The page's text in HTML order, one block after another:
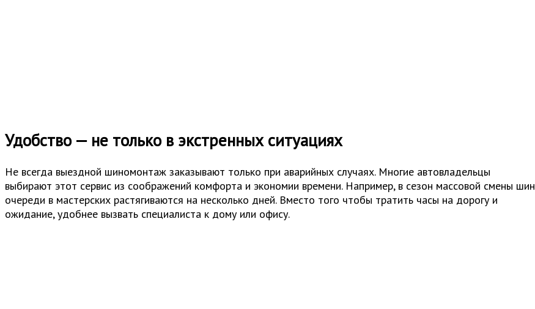
Удобство — не только в экстренных ситуациях
Не всегда выездной шиномонтаж заказывают только при аварийных случаях. Многие автовладельцы
выбирают этот сервис из соображений комфорта и экономии времени. Например, в сезон массовой смены шин
очереди в мастерских растягиваются на несколько дней. Вместо того чтобы тратить часы на дорогу и
ожидание, удобнее вызвать специалиста к дому или офису.